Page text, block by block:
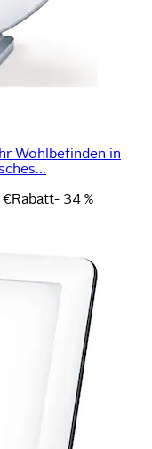
Wohlbefinden in
€Rabatt- 34 %